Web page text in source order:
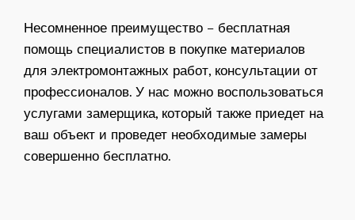
Несомненное преимущество – бесплатная
помощь специалистов в покупке материалов
для электромонтажных работ, консультации от
профессионалов. У нас можно воспользоваться
услугами замерщика, который также приедет на
ваш объект и проведет необходимые замеры
совершенно бесплатно.